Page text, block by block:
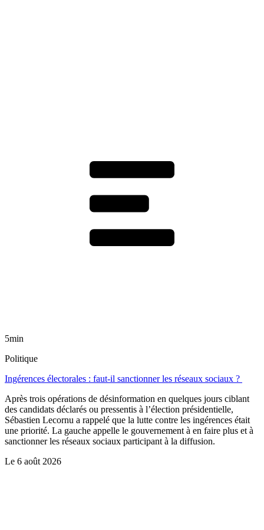
5min
Politique
Ingérences électorales : faut-il sanctionner les réseaux sociaux ?
Après trois opérations de désinformation en quelques jours ciblant
des candidats déclarés ou pressentis à l’élection présidentielle,
Sébastien Lecornu a rappelé que la lutte contre les ingérences était
une priorité. La gauche appelle le gouvernement à en faire plus et à
sanctionner les réseaux sociaux participant à la diffusion.
Le 6 août 2026